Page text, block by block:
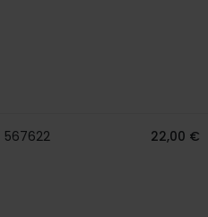
567622 22,00 €